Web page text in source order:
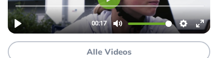
Alle Videos